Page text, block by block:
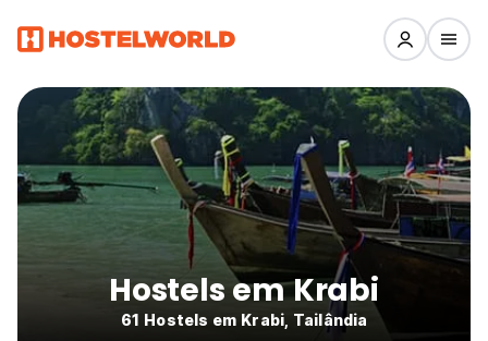
Hostels em Krabi
61 Hostels em Krabi, Tailândia